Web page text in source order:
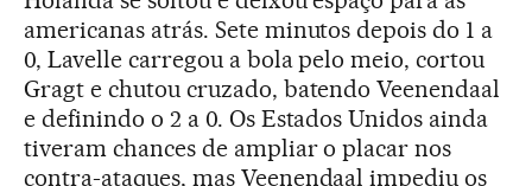
americanas atrás. Sete minutos depois do 1 a
0, Lavelle carregou a bola pelo meio, cortou
Gragt e chutou cruzado, batendo Veenendaal
e definindo o 2 a 0. Os Estados Unidos ainda
tiveram chances de ampliar o placar nos
contra-ataques, mas Veenendaal impediu os